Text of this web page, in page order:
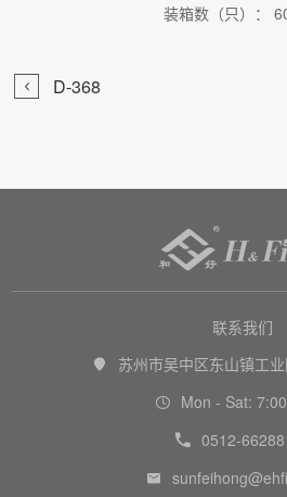
装箱数（只）：
 D-368
联系我们
 苏州市吴中区东山镇工
 Mon - Sat:
 0512-
